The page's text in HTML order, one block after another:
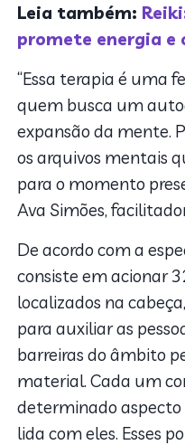
Leia também:
promete energia e
“Essa terapia é uma
quem busca um
expansão da mente.
os arquivos mentais
para o momento
Ava Simões,
De acordo com a
consiste em acionar
localizados na
para auxiliar as
barreiras do âmbito
material. Cada um
determinado aspecto
lida com eles. Esses